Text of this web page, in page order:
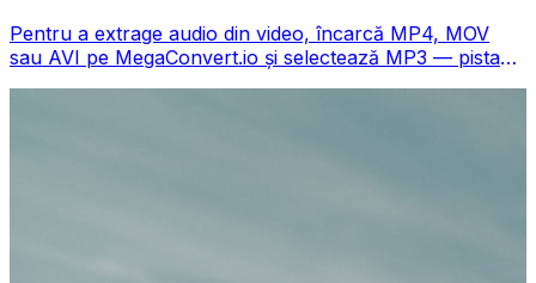
Pentru a extrage audio din video, încarcă MP4, MOV
sau AVI pe MegaConvert.io și selectează MP3 — pista